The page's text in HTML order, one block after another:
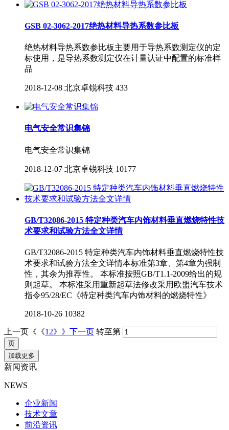
GSB 02-3062-2017绝热材料导热系数参比板
绝热材料导热系数参比板主要用于导热系数测定仪的定
标使用，是导热系数测定仪在计量认证中配置的标准样
品
2018-12-08 北京卓锐科技 433
电气安全常识集锦
电气安全常识集锦
2018-12-07 北京卓锐科技 10177
GB/T32086-2015 特定种类汽车内饰材料垂直燃烧特性技
术要求和试验方法全文详情
GB/T32086-2015 特定种类汽车内饰材料垂直燃烧特性技
术要求和试验方法全文详情本标准第3章、第4章为强制
性，其余为推荐性。 本标准按照GB/T1.1-2009给出的规
则起草。 本标准采用重新起草法修改采用欧盟汽车技术
指令95/28/EC《特定种类汽车内饰材料的燃烧特性》
2018-10-26 10382
上一页《《1 2》》下一页 转至第
加载更多
新闻资讯
NEWS
企业新闻
技术文章
前沿资讯